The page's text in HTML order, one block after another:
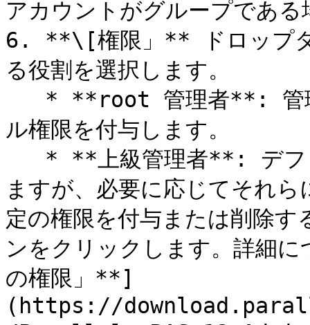
アカウントがグループであ
6. **\[権限」** ドロップダ
る役割を選択します。
ル権限を付与します。
ますが、必要に応じてそれ
定の権限を付与または削除
ンをクリックします。詳細
の権限」**]
(https://